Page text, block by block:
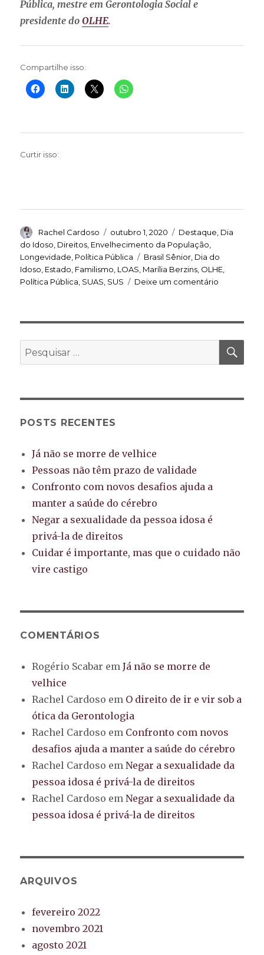
Pública, mestre em Gerontologia Social e
presidente do OLHE.
Compartilhe isso:
Curtir isso:
Autor
Rachel Cardoso
Publicado
em
outubro 1, 2020 Categorias
Destaque, Dia
do Idoso, Direitos, Envelhecimento da População,
Longevidade, Política Pública Tags
Brasil Sênior, Dia do
Idoso, Estado, Familismo, LOAS, Marília Berzins, OLHE,
Política Pública, SUAS, SUS Deixe um comentário
Pesquisar
por:
POSTS RECENTES
Já não se morre de velhice
Pessoas não têm prazo de validade
Confronto com novos desafios ajuda a
manter a saúde do cérebro
Negar a sexualidade da pessoa idosa é
privá-la de direitos
Cuidar é importante, mas que o cuidado não
vire castigo
COMENTÁRIOS
Rogério Scabar emJá não se morre de
velhice
Rachel Cardoso em O direito de ir e vir sob a
ótica da Gerontologia
Rachel Cardoso em Confronto com novos
desafios ajuda a manter a saúde do cérebro
Rachel Cardoso emNegar a sexualidade da
pessoa idosa é privá-la de direitos
Rachel Cardoso emNegar a sexualidade da
pessoa idosa é privá-la de direitos
ARQUIVOS
fevereiro 2022
novembro 2021
agosto 2021